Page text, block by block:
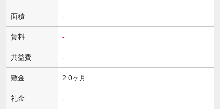
面積 -
賃料 -
共益費 -
敷金 2.0ヶ月
礼金 -